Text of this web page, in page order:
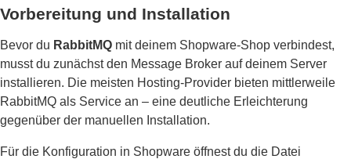
Vorbereitung und Installation
Bevor du RabbitMQ mit deinem Shopware-Shop verbindest,
musst du zunächst den Message Broker auf deinem Server
installieren. Die meisten Hosting-Provider bieten mittlerweile
RabbitMQ als Service an – eine deutliche Erleichterung
gegenüber der manuellen Installation.
Für die Konfiguration in Shopware öffnest du die Datei